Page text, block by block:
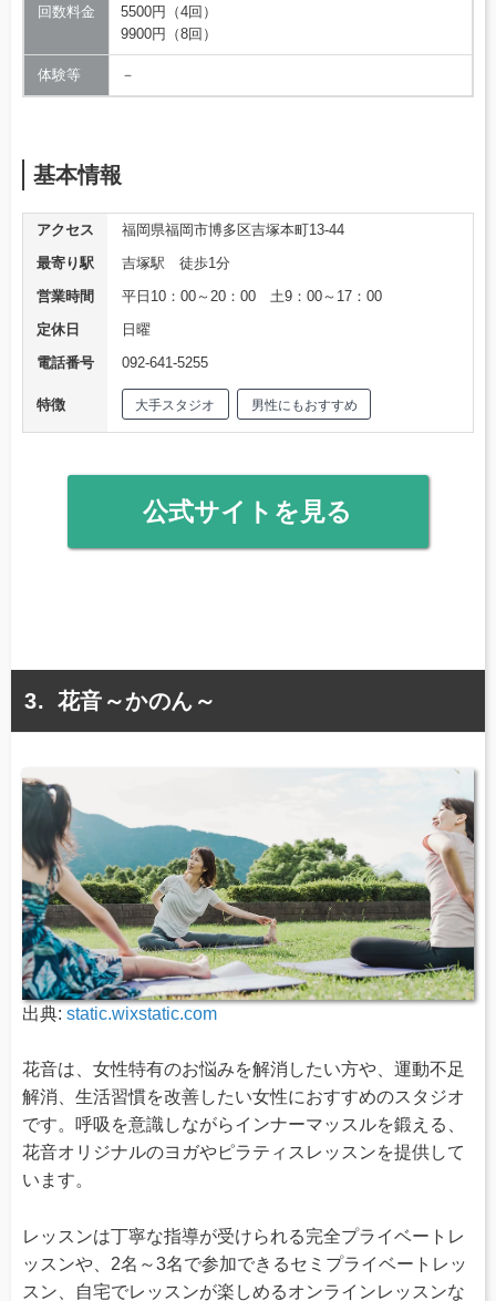
回数料金
5500円（4回）
9900円（8回）
体験等 －
基本情報
アクセス
福岡県福岡市博多区吉塚本町13-44
最寄り駅
吉塚駅 徒歩1分
営業時間
平日10：00～20：00 土9：00～17：00
定休日
日曜
電話番号
092-641-5255
特徴 大手スタジオ 男性にもおすすめ
公式サイトを見る
花音～かのん～
出典: static.wixstatic.com
花音は、女性特有のお悩みを解消したい方や、運動不足
解消、生活習慣を改善したい女性におすすめのスタジオ
です。呼吸を意識しながらインナーマッスルを鍛える、
花音オリジナルのヨガやピラティスレッスンを提供して
います。
レッスンは丁寧な指導が受けられる完全プライベートレ
ッスンや、2名～3名で参加できるセミプライベートレッ
スン、自宅でレッスンが楽しめるオンラインレッスンな